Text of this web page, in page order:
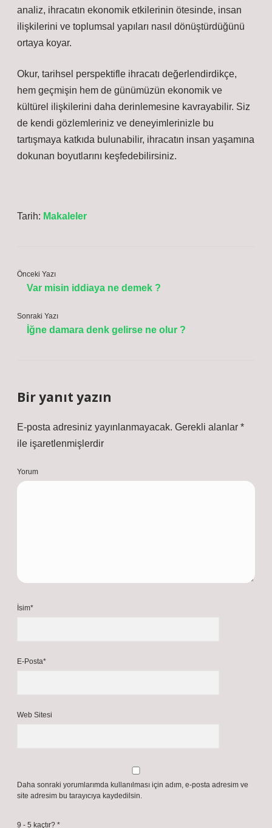
analiz, ihracatın ekonomik etkilerinin ötesinde, insan
ilişkilerini ve toplumsal yapıları nasıl dönüştürdüğünü
ortaya koyar.
Okur, tarihsel perspektifle ihracatı değerlendirdikçe,
hem geçmişin hem de günümüzün ekonomik ve
kültürel ilişkilerini daha derinlemesine kavrayabilir. Siz
de kendi gözlemleriniz ve deneyimlerinizle bu
tartışmaya katkıda bulunabilir, ihracatın insan yaşamına
dokunan boyutlarını keşfedebilirsiniz.
Tarih: Makaleler
Önceki Yazı
Var misin iddiaya ne demek ?
Sonraki Yazı
İğne damara denk gelirse ne olur ?
Bir yanıt yazın
E-posta adresiniz yayınlanmayacak. Gerekli alanlar *
ile işaretlenmişlerdir
Yorum
İsim*
E-Posta*
Web Sitesi
Daha sonraki yorumlarımda kullanılması için adım, e-posta adresim ve
site adresim bu tarayıcıya kaydedilsin.
9 - 5 kaçtır? *